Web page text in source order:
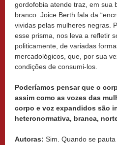
gordofobia atende traz, em sua
branco. Joice Berth fala da
vividas pelas mulheres negras.
esse prisma, nos leva a refletir
politicamente, de variadas
mercadológicos, que, por sua
condições de consumi-los.
Poderíamos pensar que o
assim como as vozes das
corpo e voz expandidos são
heteronormativa, branca,
Autoras: Sim. Quando se